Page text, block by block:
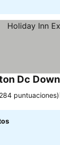
Dc
puntuaciones)